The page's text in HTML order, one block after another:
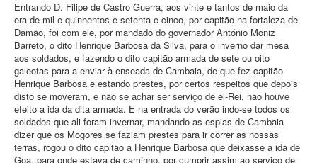
Entrando D. Filipe de Castro Guerra, aos vinte e tantos de maio da
era de mil e quinhentos e setenta e cinco, por capitão na fortaleza de
Damão, foi com ele, por mandado do governador António Moniz
Barreto, o dito Henrique Barbosa da Silva, para o inverno dar mesa
aos soldados, e fazendo o dito capitão armada de sete ou oito
galeotas para a enviar à enseada de Cambaia, de que fez capitão
Henrique Barbosa e estando prestes, por certos respeitos que depois
disto se moveram, e não se achar ser serviço de el-Rei, não houve
efeito a ida da dita armada. E na entrada do verão indo-se todos os
soldados que ali foram invernar, mandando as espias de Cambaia
dizer que os Mogores se faziam prestes para ir correr as nossas
terras, rogou o dito capitão a Henrique Barbosa que deixasse a ida de
Goa, para onde estava de caminho, por cumprir assim ao serviço de